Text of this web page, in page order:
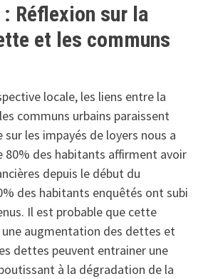
Réflexion sur la
et les communs
locale, les liens entre la
communs urbains paraissent
sur les impayés de loyers nous a
80% des habitants affirment avoir
depuis le début du
des habitants enquêtés ont subi
Il est probable que cette
augmentation des dettes et
dettes peuvent entrainer une
à la dégradation de la